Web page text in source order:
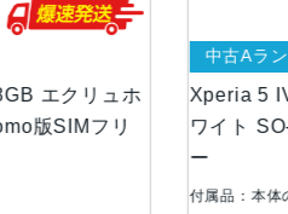
リュホ
フリ
Xperia 5 IV 8GB/
ワイト SO-54C
中古Aランク
付属品：本体のみ